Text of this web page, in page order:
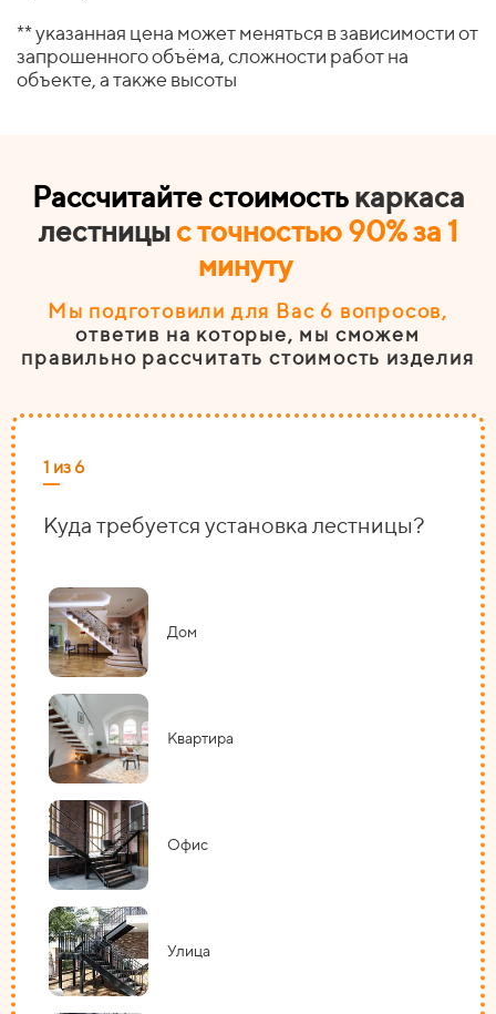
** указанная цена может меняться в зависимости от
запрошенного объёма, сложности работ на
объекте, а также высоты
Рассчитайте стоимостькаркаса
лестницыс точностью 90% за 1
минуту
Мы подготовили для Вас 6 вопросов,
ответив на которые, мы сможем
правильно рассчитать стоимость изделия
1 из 6
Куда требуется установка лестницы?
Дом
Квартира
Офис
Улица
2